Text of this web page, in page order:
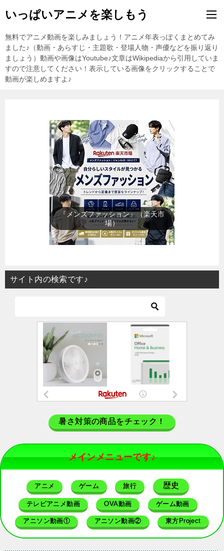
いっぱいアニメを楽しもう
無料でアニメ動画を楽しみましょう！アニメ年表っぽくまとめてみ
ました♪（動画・あらすじ・主題歌・登場人物・声優などを振り返り
ましょう）動画や画像はYoutube♪文章はWikipediaから引用していま
すので注意してください！表示している画像をクリックすることで
動画が楽しめますよ♪
『レディースファッション』（楽
天市場）
サイト内の検索です♪
暑さ対策の商品をチェック！
メインメニューです♪
アニメ ゲーム 旅行 歴史
テレビアニメ動画 OVA動画 ゲーム動画
アニソン動画① アニソン動画② 東方Project